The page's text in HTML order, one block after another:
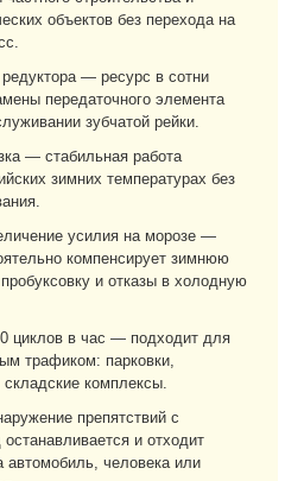
объектов без перехода на
— ресурс в сотни
передаточного элемента
зубчатой рейки.
— стабильная работа
зимних температурах без
усилия на морозе —
компенсирует зимнюю
и отказы в холодную
циклов в час — подходит для
трафиком: парковки,
комплексы.
препятствий с
и отходит
автомобиль, человека или